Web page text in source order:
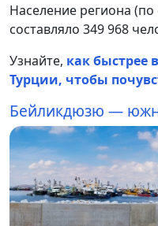
Население региона
составляло 349 968
Узнайте, как быстрее
Турции, чтобы
Бейликдюзю —